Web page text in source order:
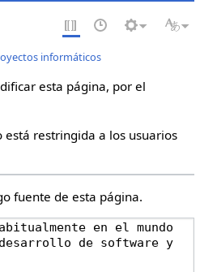
informáticos
esta página, por el
está restringida a los usuarios
fuente de esta página.